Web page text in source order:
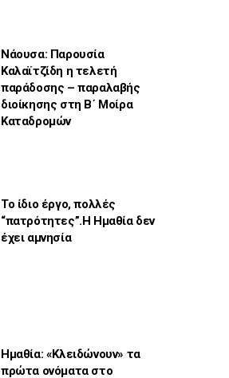
Νάουσα: Παρουσία
Καλαϊτζίδη η τελετή
παράδοσης – παραλαβής
διοίκησης στη Β΄ Μοίρα
Καταδρομών
Το ίδιο έργο, πολλές
“πατρότητες”.Η Ημαθία δεν
έχει αμνησία
Ημαθία: «Κλειδώνουν» τα
πρώτα ονόματα στο